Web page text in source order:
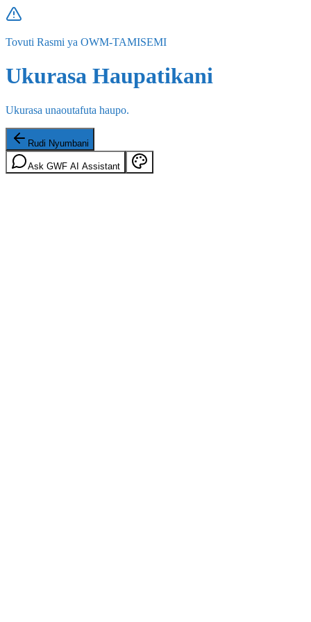
Tovuti Rasmi ya OWM-TAMISEMI
Ukurasa Haupatikani
Ukurasa unaoutafuta haupo.
Rudi Nyumbani
Ask GWF AI Assistant